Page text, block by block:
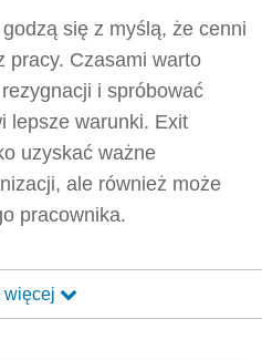
się z myślą, że cenni
pracy. Czasami warto
i spróbować
lepsze warunki. Exit
uzyskać ważne
ale również może
pracownika.
więcej